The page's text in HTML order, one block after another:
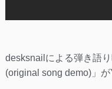
desksnailによる弾き語
(original song demo)」が